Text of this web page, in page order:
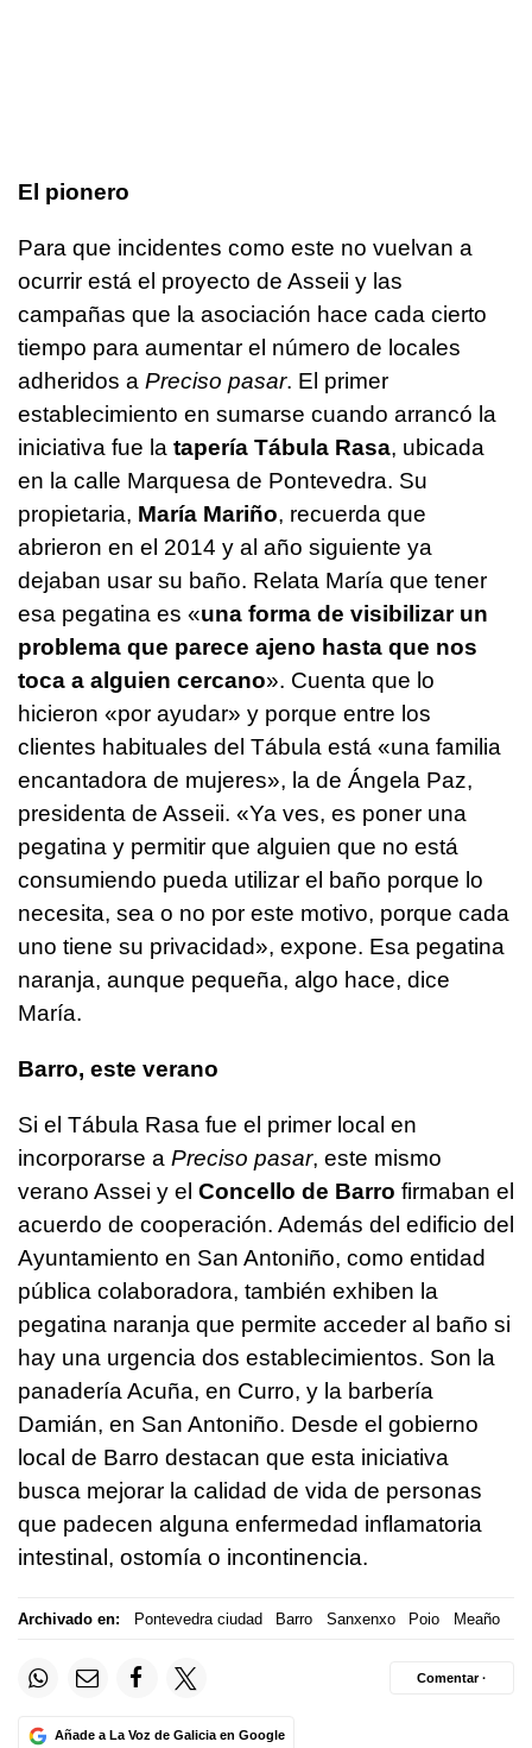
El pionero
Para que incidentes como este no vuelvan a
ocurrir está el proyecto de Asseii y las
campañas que la asociación hace cada cierto
tiempo para aumentar el número de locales
adheridos a Preciso pasar. El primer
establecimiento en sumarse cuando arrancó la
iniciativa fue la tapería Tábula Rasa, ubicada
en la calle Marquesa de Pontevedra. Su
propietaria, María Mariño, recuerda que
abrieron en el 2014 y al año siguiente ya
dejaban usar su baño. Relata María que tener
esa pegatina es «una forma de visibilizar un
problema que parece ajeno hasta que nos
toca a alguien cercano». Cuenta que lo
hicieron «por ayudar» y porque entre los
clientes habituales del Tábula está «una familia
encantadora de mujeres», la de Ángela Paz,
presidenta de Asseii. «Ya ves, es poner una
pegatina y permitir que alguien que no está
consumiendo pueda utilizar el baño porque lo
necesita, sea o no por este motivo, porque cada
uno tiene su privacidad», expone. Esa pegatina
naranja, aunque pequeña, algo hace, dice
María.
Barro, este verano
Si el Tábula Rasa fue el primer local en
incorporarse a Preciso pasar, este mismo
verano Assei y el Concello de Barro firmaban el
acuerdo de cooperación. Además del edificio del
Ayuntamiento en San Antoniño, como entidad
pública colaboradora, también exhiben la
pegatina naranja que permite acceder al baño si
hay una urgencia dos establecimientos. Son la
panadería Acuña, en Curro, y la barbería
Damián, en San Antoniño. Desde el gobierno
local de Barro destacan que esta iniciativa
busca mejorar la calidad de vida de personas
que padecen alguna enfermedad inflamatoria
intestinal, ostomía o incontinencia.
Archivado en: Pontevedra ciudad Barro Sanxenxo Poio Meaño
Añade a La Voz de Galicia en Google
Comentar ·